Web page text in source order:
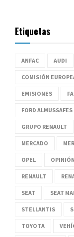
Etiquetas
ANFAC AUDI
COMISIÓN
EMISIONES
FORD ALMUSSAFES
GRUPO RENAULT
MERCADO
OPEL OPINIÓN
RENAULT
SEAT SEAT
STELLANTIS
TOYOTA